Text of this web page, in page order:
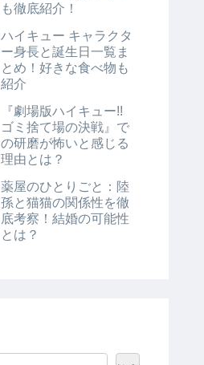
も徹底紹介！
ハイキュー キャラクタ
ー身長と誕生日一覧ま
とめ！好きな食べ物も
紹介
『劇場版ハイキュー!!
ゴミ捨て場の決戦』で
の研磨が怖いと感じる
理由とは？
薬屋のひとりごと：陸
孫と猫猫の関係性を徹
底考察！結婚の可能性
とは？